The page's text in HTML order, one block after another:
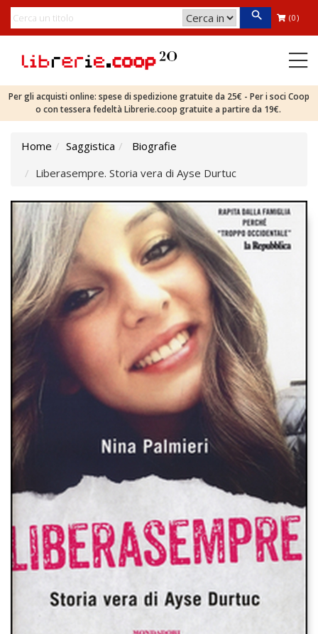
(0)
Per gli acquisti online: spese di spedizione gratuite da 25€ - Per i soci Coop
o con tessera fedeltà Librerie.coop gratuite a partire da 19€.
Home Saggistica
Biografie
Liberasempre. Storia vera di Ayse Durtuc